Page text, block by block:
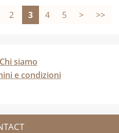
2 3 4 5 > >>
Chi siamo
e condizioni